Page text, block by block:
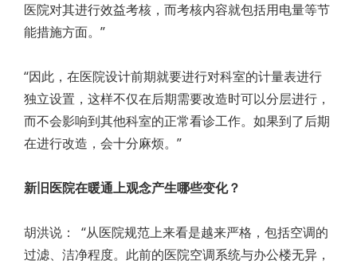
医院对其进行效益考核，而考核内容就包括用电量等节
能措施方面。”
“因此，在医院设计前期就要进行对科室的计量表进行
独立设置，这样不仅在后期需要改造时可以分层进行，
而不会影响到其他科室的正常看诊工作。如果到了后期
在进行改造，会十分麻烦。”
新旧医院在暖通上观念产生哪些变化？
胡洪说： “从医院规范上来看是越来严格，包括空调的
过滤、洁净程度。此前的医院空调系统与办公楼无异，